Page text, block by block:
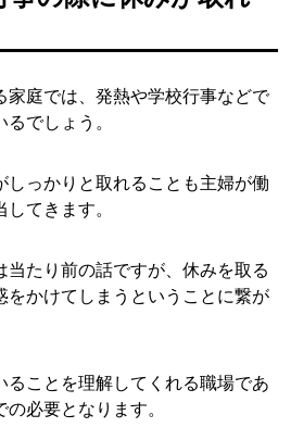
家庭では、発熱や学校行事などで
でしょう。
しっかりと取れることも主婦が働
てきます。
たり前の話ですが、休みを取る
をかけてしまうということに繋が
ることを理解してくれる職場であ
必要となります。